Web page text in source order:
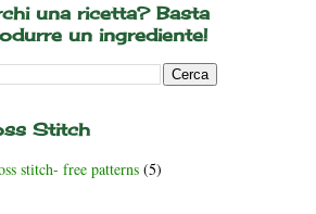
una ricetta? Basta
un ingrediente!
Stitch
stitch- free patterns (5)